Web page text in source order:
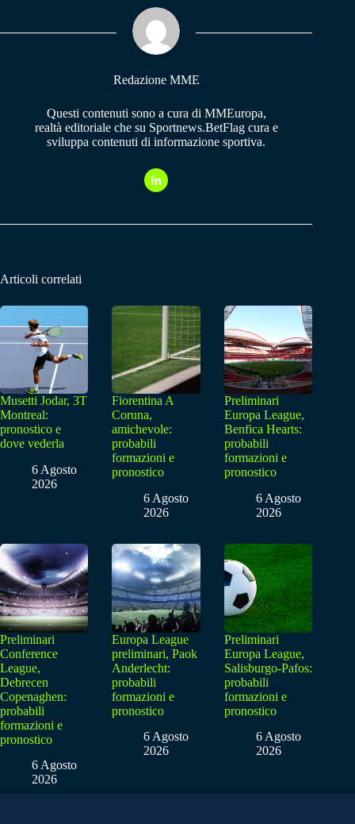
pp m
Redazione MME
Questi contenuti sono a cura di MMEuropa,
realtà editoriale che su Sportnews.BetFlag cura e
sviluppa contenuti di informazione sportiva.
Articoli correlati
Musetti Jodar, 3T
Montreal:
pronostico e
dove vederla
6 Agosto
2026
Fiorentina A
Coruna,
amichevole:
probabili
formazioni e
pronostico
6 Agosto
2026
Preliminari
Europa League,
Benfica Hearts:
probabili
formazioni e
pronostico
6 Agosto
2026
Preliminari
Conference
League,
Debrecen
Copenaghen:
probabili
formazioni e
pronostico
6 Agosto
2026
Europa League
preliminari, Paok
Anderlecht:
probabili
formazioni e
pronostico
6 Agosto
2026
Preliminari
Europa League,
Salisburgo-Pafos:
probabili
formazioni e
pronostico
6 Agosto
2026